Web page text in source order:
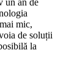
un an de
mic,
de soluții
la